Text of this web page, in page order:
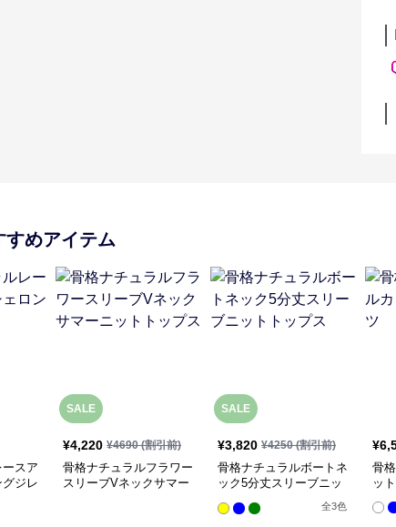
すめアイテム
スア
ジレ
SALE
¥4,220 ¥4690(割引前)
骨格ナチュラルフラワー
スリーブVネックサマー
SALE
¥3,820 ¥4250(割引前)
骨格ナチュラルボートネ
ック5分丈スリーブニッ
全3色
¥
骨
ッ